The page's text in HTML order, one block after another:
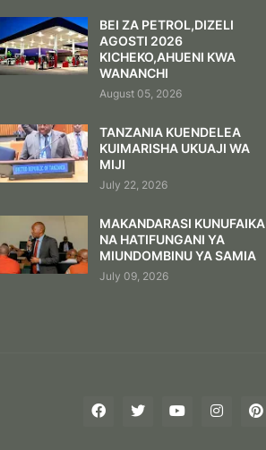
BEI ZA PETROL,DIZELI
AGOSTI 2026
KICHEKO,AHUENI KWA
WANANCHI
August 05, 2026
TANZANIA KUENDELEA
KUIMARISHA UKUAJI WA
MIJI
July 22, 2026
MAKANDARASI KUNUFAIKA
NA HATIFUNGANI YA
MIUNDOMBINU YA SAMIA
July 09, 2026